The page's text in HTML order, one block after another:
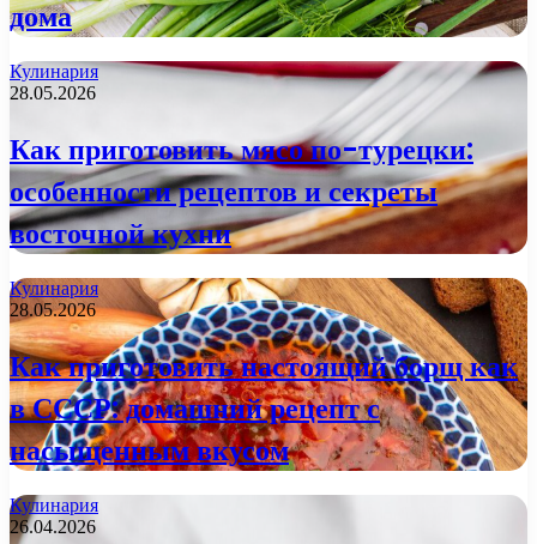
дома
Кулинария
28.05.2026
Как приготовить мясо по-турецки:
особенности рецептов и секреты
восточной кухни
Кулинария
28.05.2026
Как приготовить настоящий борщ как
в СССР: домашний рецепт с
насыщенным вкусом
Кулинария
26.04.2026